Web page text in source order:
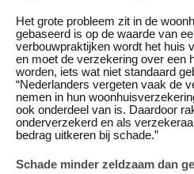
Het grote probleem zit in de
gebaseerd is op de waarde van
verbouwpraktijken wordt het huis
en moet de verzekering over een
worden, iets wat niet standaard
“Nederlanders vergeten vaak de
nemen in hun
ook onderdeel van is. Daardoor
onderverzekerd en als
bedrag uitkeren bij schade.”
Schade minder zeldzaam dan